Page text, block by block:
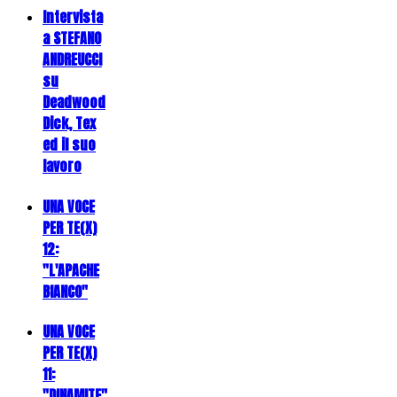
Intervista
a STEFANO
ANDREUCCI
su
Deadwood
Dick, Tex
ed il suo
lavoro
UNA VOCE
PER TE(X)
12:
"L'APACHE
BIANCO"
UNA VOCE
PER TE(X)
11: